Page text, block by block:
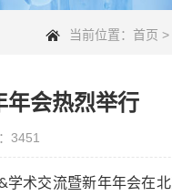
当前位置： 首页 >
会热烈举行
3451
学术交流暨新年年会在